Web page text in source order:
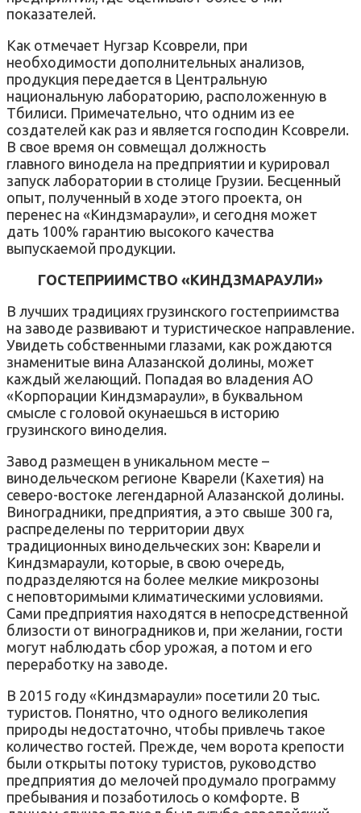
показателей.
Как отмечает Нугзар Ксоврели, при
необходимости дополнительных анализов,
продукция передается в Центральную
национальную лабораторию, расположенную в
Тбилиси. Примечательно, что одним из ее
создателей как раз и является господин Ксоврели.
В свое время он совмещал должность
главного винодела на предприятии и курировал
запуск лаборатории в столице Грузии. Бесценный
опыт, полученный в ходе этого проекта, он
перенес на «Киндзмараули», и сегодня может
дать 100% гарантию высокого качества
выпускаемой продукции.
ГОСТЕПРИИМСТВО «КИНДЗМАРАУЛИ»
В лучших традициях грузинского гостеприимства
на заводе развивают и туристическое направление.
Увидеть собственными глазами, как рождаются
знаменитые вина Алазанской долины, может
каждый желающий. Попадая во владения АО
«Корпорации Киндзмараули», в буквальном
смысле с головой окунаешься в историю
грузинского виноделия.
Завод размещен в уникальном месте –
винодельческом регионе Кварели (Кахетия) на
северо-востоке легендарной Алазанской долины.
Виноградники, предприятия, а это свыше 300 га,
распределены по территории двух
традиционных винодельческих зон: Кварели и
Киндзмараули, которые, в свою очередь,
подразделяются на более мелкие микрозоны
с неповторимыми климатическими условиями.
Сами предприятия находятся в непосредственной
близости от виноградников и, при желании, гости
могут наблюдать сбор урожая, а потом и его
переработку на заводе.
В 2015 году «Киндзмараули» посетили 20 тыс.
туристов. Понятно, что одного великолепия
природы недостаточно, чтобы привлечь такое
количество гостей. Прежде, чем ворота крепости
были открыты потоку туристов, руководство
предприятия до мелочей продумало программу
пребывания и позаботилось о комфорте. В